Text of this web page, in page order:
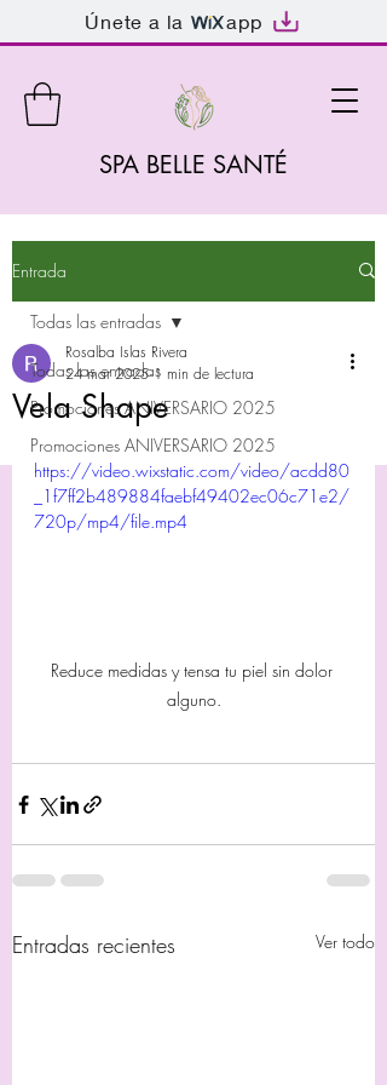
Únete a la app
SPA BELLE SANTÉ
Entrada
Todas las entradas
Promociones ANIVERSARIO 2025
Promociones ANIVERSARIO 2025
Todas las entradas
Vela Shape
Rosalba Islas Rivera
24 mar 2025 1 min de lectura
https://video.wixstatic.com/video/acdd80
_1f7ff2b489884faebf49402ec06c71e2/
720p/mp4/file.mp4
Reduce medidas y tensa tu piel sin dolor
alguno.
Entradas recientes Ver todo